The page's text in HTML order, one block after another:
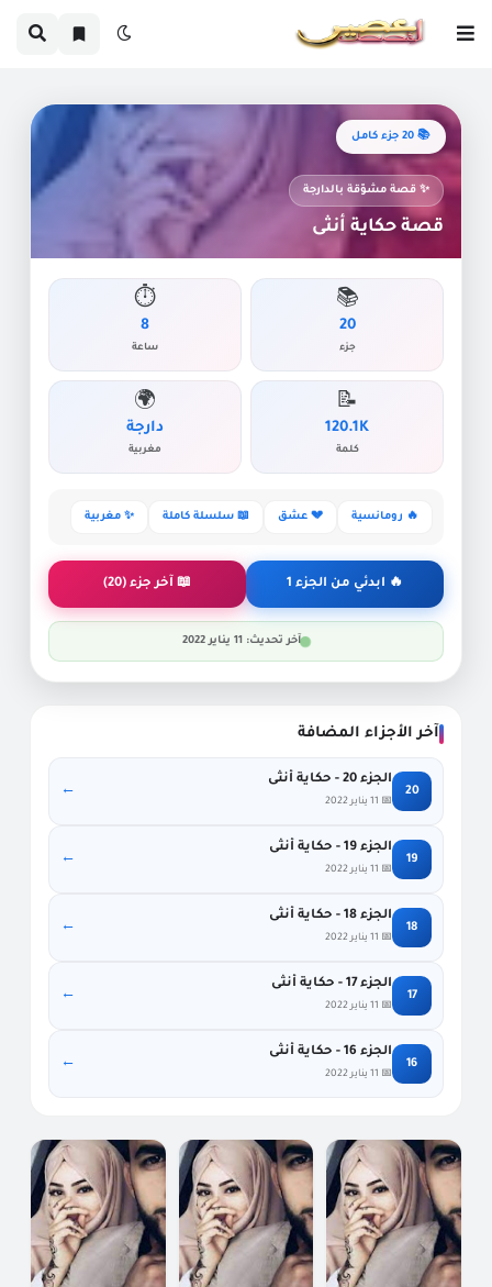
📚 20 جزء كامل
✨ قصة مشوّقة بالدارجة
قصة حكاية أنثى
📚
20
جزء
⏱️
8
ساعة
📝
120.1K
كلمة
🌍
دارجة
مغربية
🔥 رومانسية 💔 عشق 📖 سلسلة كاملة ✨ مغربية
🔥 ابدئي من الجزء 1 📖 آخر جزء (20)
آخر تحديث: 11 يناير 2022
آخر الأجزاء المضافة
20
الجزء 20 - حكاية أنثى
📅 11 يناير 2022
←
19
الجزء 19 - حكاية أنثى
📅 11 يناير 2022
←
18
الجزء 18 - حكاية أنثى
📅 11 يناير 2022
←
17
الجزء 17 - حكاية أنثى
📅 11 يناير 2022
←
16
الجزء 16 - حكاية أنثى
📅 11 يناير 2022
←
حكاية أنثى حكاية أنثى حكاية أنثى